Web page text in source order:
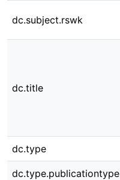
dc.subject.rswk
dc.title
dc.type
dc.type.publicationtype